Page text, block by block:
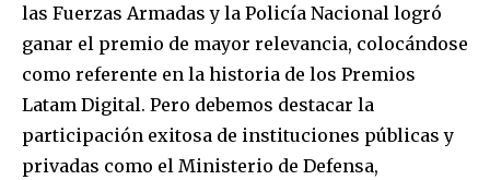
las Fuerzas Armadas y la Policía Nacional logró
ganar el premio de mayor relevancia, colocándose
como referente en la historia de los Premios
Latam Digital. Pero debemos destacar la
participación exitosa de instituciones públicas y
privadas como el Ministerio de Defensa,